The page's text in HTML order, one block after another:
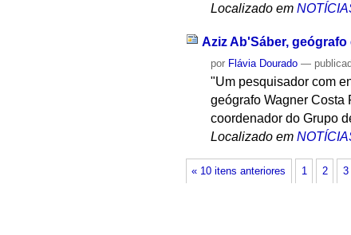
Localizado em
Aziz Ab'Sáber, geógrafo
por Flávia Dourado —
"Um pesquisador com
geógrafo Wagner
coordenador do Grupo
Localizado em
« 10 itens anteriores 1 2 3